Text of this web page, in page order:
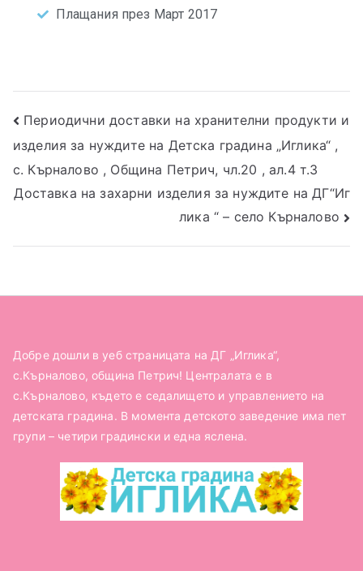
Плащания през Март 2017
Периодични доставки на хранителни продукти и
изделия за нуждите на Детска градина „Иглика“ ,
с. Кърналово , Община Петрич, чл.20 , ал.4 т.3
Доставка на захарни изделия за нуждите на ДГ“Иг
лика “ – село Кърналово
Добре дошли в уеб страницата на ДГ „Иглика“,
с.Кърналово, община Петрич! Централата е в
с.Кърналово, където е седалището и управлението на
детската градина. В момента детското заведение има пет
групи – четири градински и една яслена.